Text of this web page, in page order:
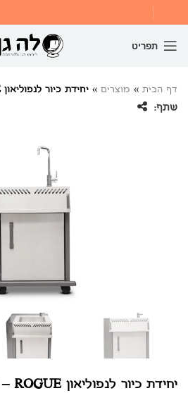
תפריט
דף הבית » מוצרים » יחידת כיור לנפוליאון ROGUE – דלת נירוסטה
שתף:
יחידת כיור לנפוליאון ROGUE – דלת נירוסטה